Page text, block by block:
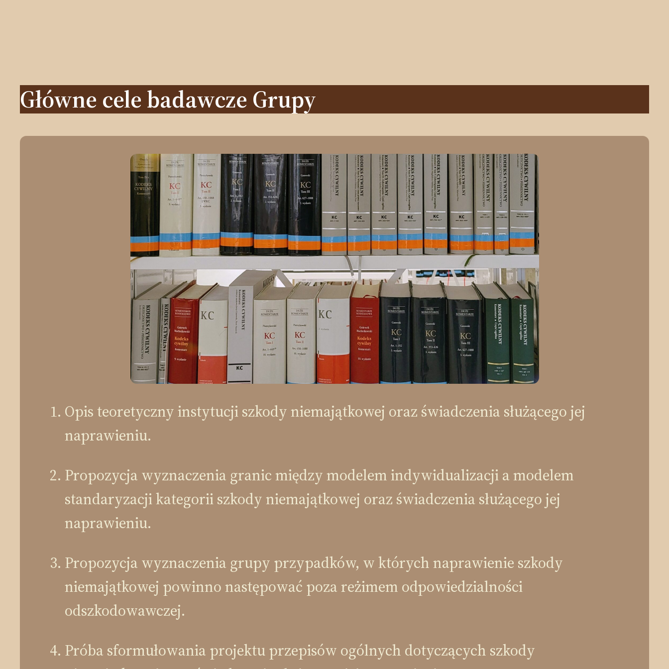
Główne cele badawcze Grupy
Opis teoretyczny instytucji szkody niemajątkowej oraz świadczenia służącego jej
naprawieniu.
Propozycja wyznaczenia granic między modelem indywidualizacji a modelem
standaryzacji kategorii szkody niemajątkowej oraz świadczenia służącego jej
naprawieniu.
Propozycja wyznaczenia grupy przypadków, w których naprawienie szkody
niemajątkowej powinno następować poza reżimem odpowiedzialności
odszkodowawczej.
Próba sformułowania projektu przepisów ogólnych dotyczących szkody